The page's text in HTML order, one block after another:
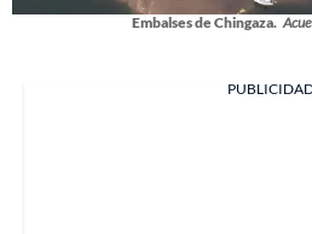
Embalses de Chingaza.